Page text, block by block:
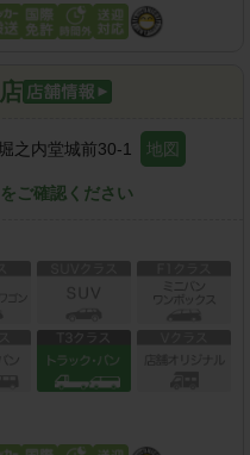
之内堂城前30-1 地図
ご確認ください